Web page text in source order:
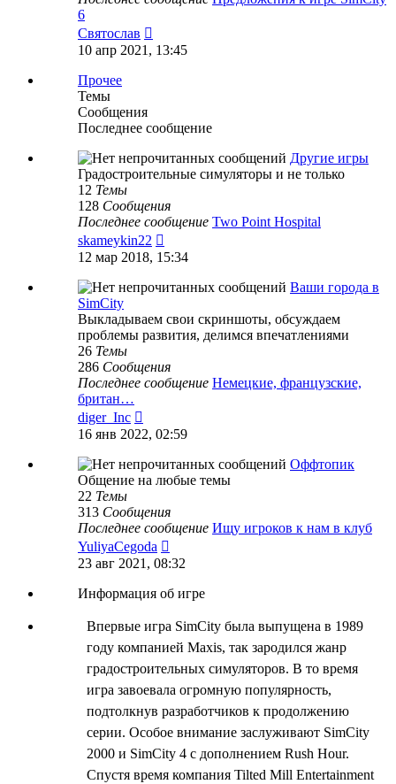
6
Святослав
к
10 апр 2021, 13:45
Прочее
Темы
Сообщения
Последнее сообщение
Другие игры
Градостроительные симуляторы и не только
12 Темы
128 Сообщения
Последнее сообщение Two Point Hospital
skameykin22
к
сообщению
12 мар 2018, 15:34
Ваши города в
SimCity
Выкладываем свои скриншоты, обсуждаем
проблемы развития, делимся впечатлениями
26 Темы
286 Сообщения
Последнее сообщение Немецкие, французские,
британ…
diger_Inc
к
сообщению
16 янв 2022, 02:59
Оффтопик
Общение на любые темы
22 Темы
313 Сообщения
Последнее сообщение Ищу игроков к нам в клуб
YuliyaCegoda
к
сообщению
23 авг 2021, 08:32
Информация об игре
Впервые игра SimCity была выпущена в 1989
году компанией Maxis, так зародился жанр
градостроительных симуляторов. В то время
игра завоевала огромную популярность,
подтолкнув разработчиков к продолжению
серии. Особое внимание заслуживают SimCity
2000 и SimCity 4 с дополнением Rush Hour.
Спустя время компания Tilted Mill Entertainment